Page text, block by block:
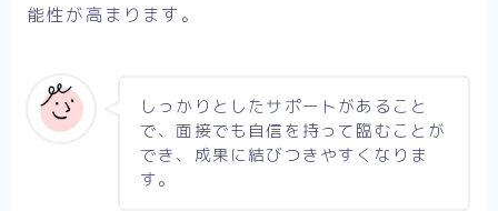
能性が高まります。
しっかりとしたサポートがあること
で、面接でも自信を持って臨むことが
でき、成果に結びつきやすくなりま
す。